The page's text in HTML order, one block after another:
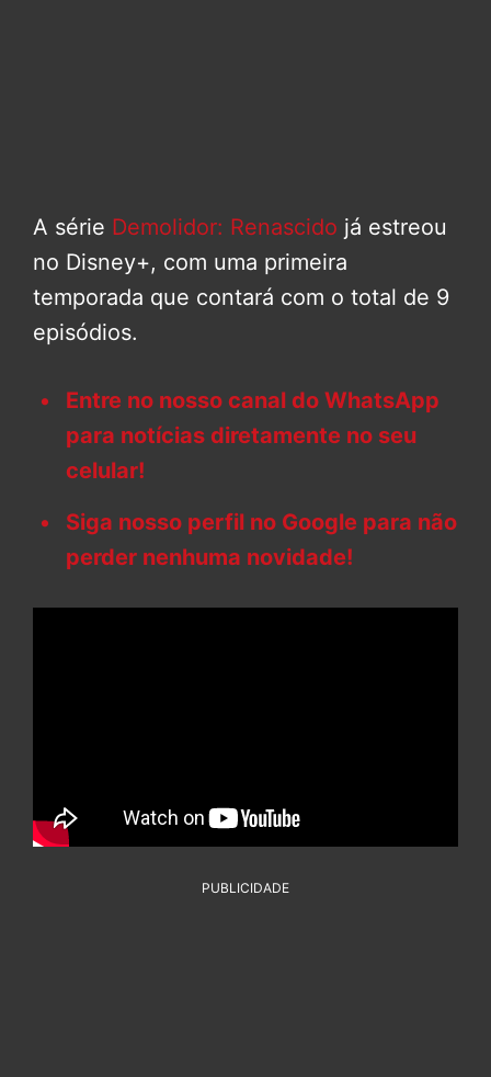
A série Demolidor: Renascido já estreou
no Disney+, com uma primeira
temporada que contará com o total de 9
episódios.
Entre no nosso canal do WhatsApp
para notícias diretamente no seu
celular!
Siga nosso perfil no Google para não
perder nenhuma novidade!
PUBLICIDADE